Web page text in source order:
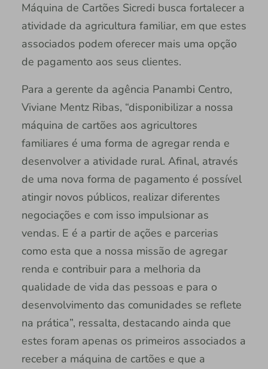
Máquina de Cartões Sicredi busca fortalecer a
atividade da agricultura familiar, em que estes
associados podem oferecer mais uma opção
de pagamento aos seus clientes.
Para a gerente da agência Panambi Centro,
Viviane Mentz Ribas, “disponibilizar a nossa
máquina de cartões aos agricultores
familiares é uma forma de agregar renda e
desenvolver a atividade rural. Afinal, através
de uma nova forma de pagamento é possível
atingir novos públicos, realizar diferentes
negociações e com isso impulsionar as
vendas. E é a partir de ações e parcerias
como esta que a nossa missão de agregar
renda e contribuir para a melhoria da
qualidade de vida das pessoas e para o
desenvolvimento das comunidades se reflete
na prática”, ressalta, destacando ainda que
estes foram apenas os primeiros associados a
receber a máquina de cartões e que a